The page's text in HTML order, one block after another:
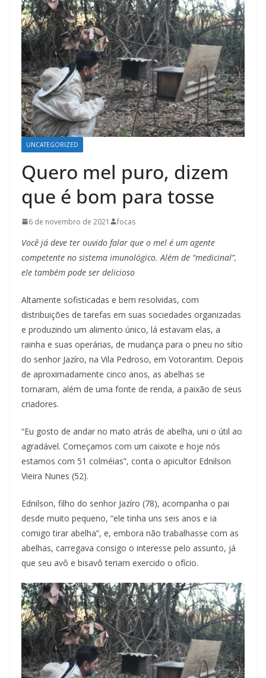
UNCATEGORIZED
Quero mel puro, dizem
que é bom para tosse
6 de novembro de 2021 focas
Você já deve ter ouvido falar que o mel é um agente
competente no sistema imunológico. Além de “medicinal”,
ele também pode ser delicioso
Altamente sofisticadas e bem resolvidas, com
distribuições de tarefas em suas sociedades organizadas
e produzindo um alimento único, lá estavam elas, a
rainha e suas operárias, de mudança para o pneu no sítio
do senhor Jazíro, na Vila Pedroso, em Votorantim. Depois
de aproximadamente cinco anos, as abelhas se
tornaram, além de uma fonte de renda, a paixão de seus
criadores.
“Eu gosto de andar no mato atrás de abelha, uni o útil ao
agradável. Começamos com um caixote e hoje nós
estamos com 51 colméias”, conta o apicultor Ednilson
Vieira Nunes (52).
Ednilson, filho do senhor Jazíro (78), acompanha o pai
desde muito pequeno, “ele tinha uns seis anos e ia
comigo tirar abelha”, e, embora não trabalhasse com as
abelhas, carregava consigo o interesse pelo assunto, já
que seu avô e bisavô teriam exercido o ofício.